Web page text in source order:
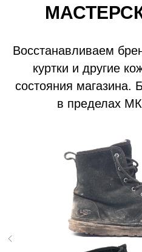
Восстанавливаем
куртки и другие
состояния магазина.
в пределах